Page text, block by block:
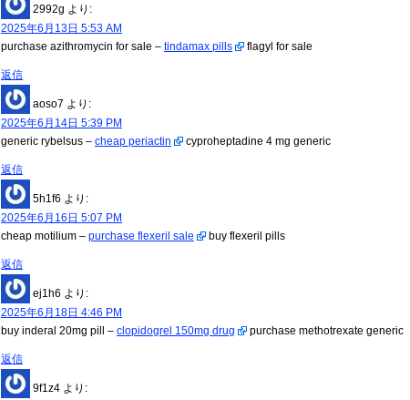
2992g より:
2025年6月13日 5:53 AM
purchase azithromycin for sale – tindamax pills flagyl for sale
返信
aoso7 より:
2025年6月14日 5:39 PM
generic rybelsus – cheap periactin cyproheptadine 4 mg generic
返信
5h1f6 より:
2025年6月16日 5:07 PM
cheap motilium – purchase flexeril sale buy flexeril pills
返信
ej1h6 より:
2025年6月18日 4:46 PM
buy inderal 20mg pill – clopidogrel 150mg drug purchase methotrexate generic
返信
9f1z4 より: